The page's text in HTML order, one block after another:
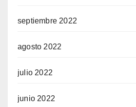
septiembre 2022
agosto 2022
julio 2022
junio 2022